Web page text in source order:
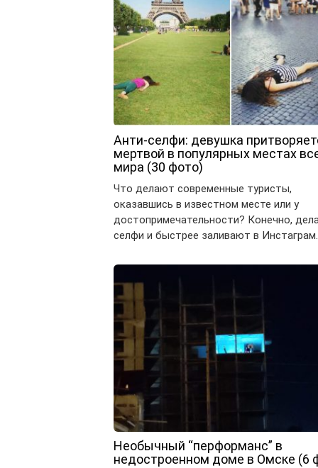
Анти-селфи: девушка
мертвой в популярных местах
мира (30 фото)
Что делают современные туристы,
оказавшись в известном месте или у
достопримечательности? Конечно,
селфи и быстрее заливают в
Необычный “перформанс” в
недостроенном доме в Омске (6